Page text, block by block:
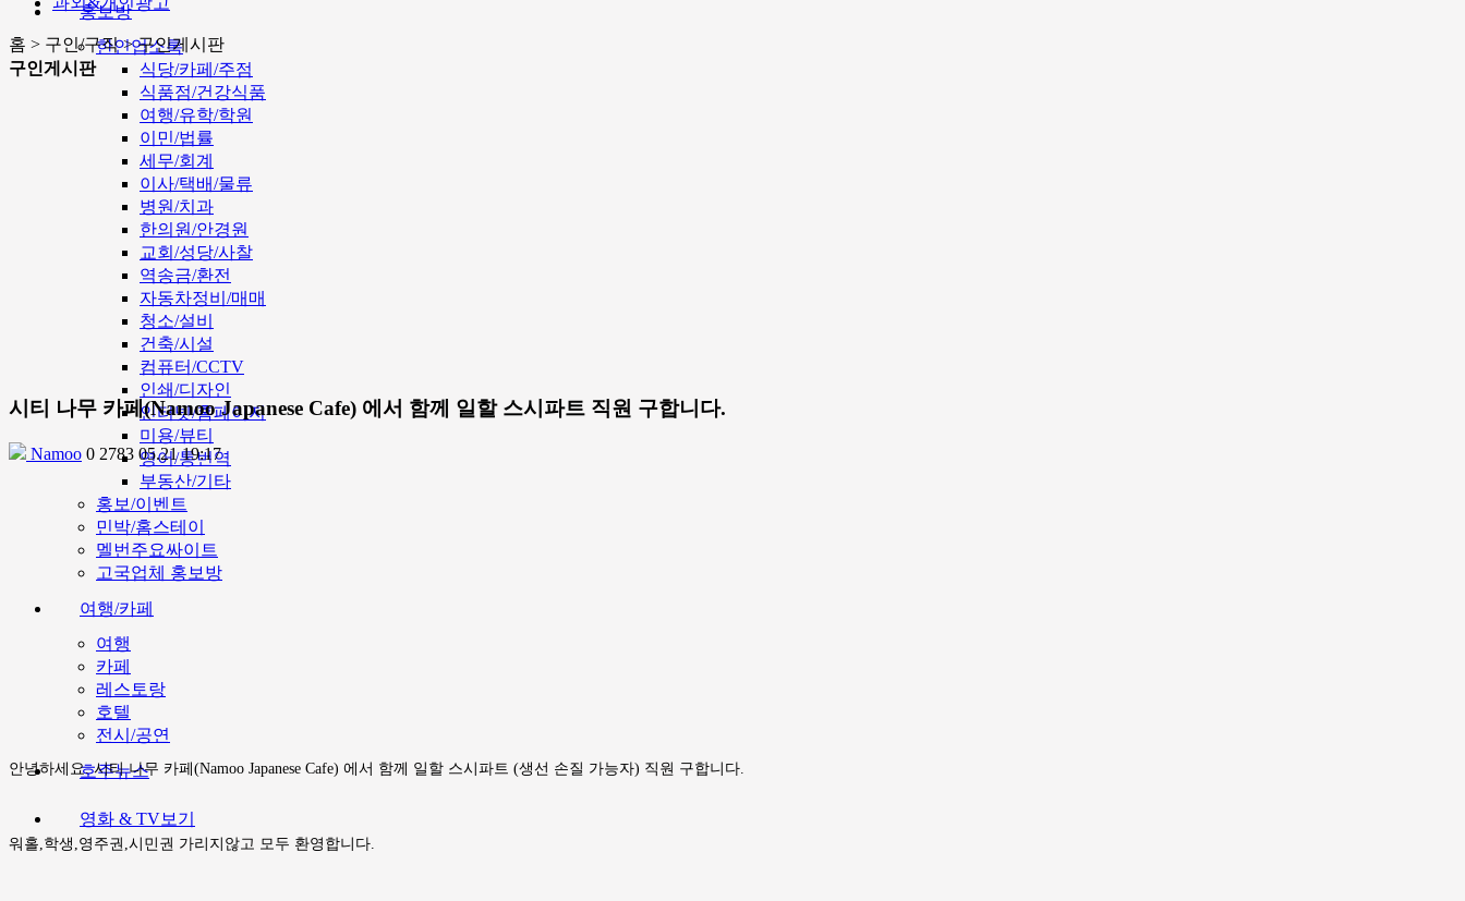
홍보방
한인업소록
식당/카페/주점
식품점/건강식품
여행/유학/학원
이민/법률
세무/회계
이사/택배/물류
병원/치과
한의원/안경원
교회/성당/사찰
역송금/환전
자동차정비/매매
청소/설비
건축/시설
컴퓨터/CCTV
인쇄/디자인
인터넷/홈페이지
미용/뷰티
영어/통번역
부동산/기타
홍보/이벤트
민박/홈스테이
멜번주요싸이트
고국업체 홍보방
여행/카페
여행
카페
레스토랑
호텔
전시/공연
호주뉴스
영화 & TV보기
홈 > 구인/구직 > 구인게시판
구인게시판
시티 나무 카페(Namoo Japanese Cafe) 에서 함께 일할 스시파트 직원 구합니다.
Namoo 0 2783 05.21 19:17
안녕하세요. 시티 나무 카페(Namoo Japanese Cafe) 에서 함께 일할 스시파트 (생선 손질 가능자) 직원 구합니다.
워홀,학생,영주권,시민권 가리지않고 모두 환영합니다.